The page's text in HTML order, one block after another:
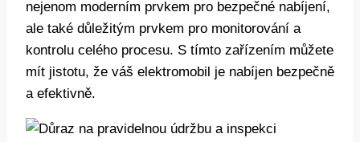
nejenom moderním prvkem pro bezpečné nabíjení,
ale také důležitým prvkem pro monitorování a
kontrolu celého procesu. S tímto zařízením můžete
mít jistotu, že váš elektromobil je nabíjen bezpečně
a efektivně.